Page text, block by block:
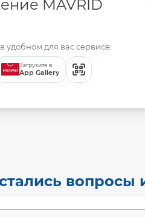
MAVRID
удобном для вас сервисе:
Загрузите в
App Gallery
вопросы